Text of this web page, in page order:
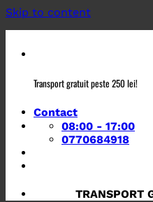
Skip to content
Transport gratuit peste 250 lei!
Contact
08:00 - 17:00
0770684918
TRANSPORT